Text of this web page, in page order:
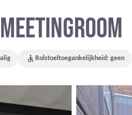
Rolstoeltoegankelijkheid: geen